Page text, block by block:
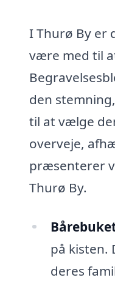
I Thurø By er
være med til
den
til at vælge
overveje,
præsenterer
Thurø By.
på kisten.
deres